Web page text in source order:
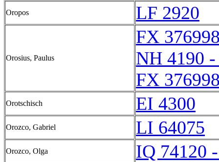
Oropos LF 2920
Orosius, Paulus
FX
NH 4190
FX
Orotschisch EI 4300
Orozco, Gabriel LI 64075
Orozco, Olga IQ 74120